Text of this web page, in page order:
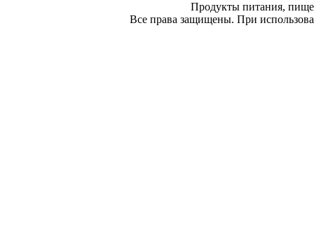
Продукты питания,
Все права защищены. При